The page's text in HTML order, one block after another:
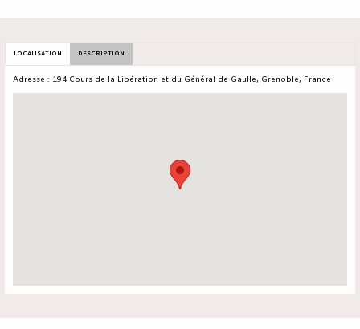
LOCALISATION DESCRIPTION
Adresse : 194 Cours de la Libération et du Général de Gaulle, Grenoble, France